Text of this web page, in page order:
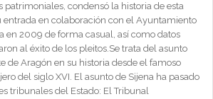
patrimoniales, condensó la historia de esta
entrada en colaboración con el Ayuntamiento
en 2009 de forma casual, así como datos
al éxito de los pleitos.Se trata del asunto
de Aragón en su historia desde el famoso
del siglo XVI. El asunto de Sijena ha pasado
tribunales del Estado: El Tribunal